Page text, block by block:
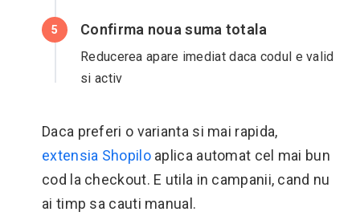
5 Confirma noua suma totala
Reducerea apare imediat daca codul e valid
si activ
Daca preferi o varianta si mai rapida,
extensia Shopiloaplica automat cel mai bun
cod la checkout. E utila in campanii, cand nu
ai timp sa cauti manual.